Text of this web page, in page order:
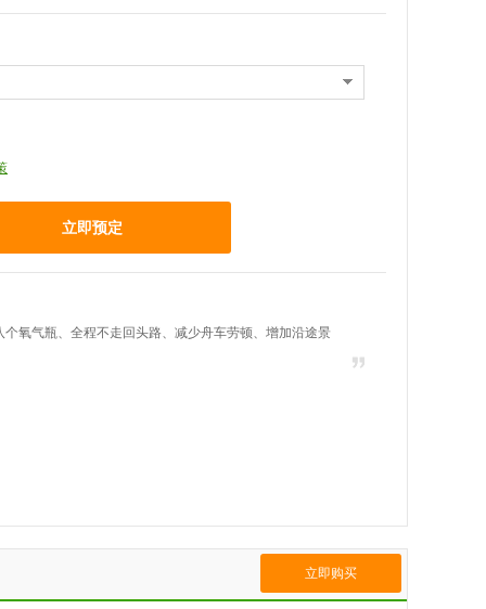
立即预定
氧气瓶、全程不走回头路、减少舟车劳顿、增加沿途景
立即购买